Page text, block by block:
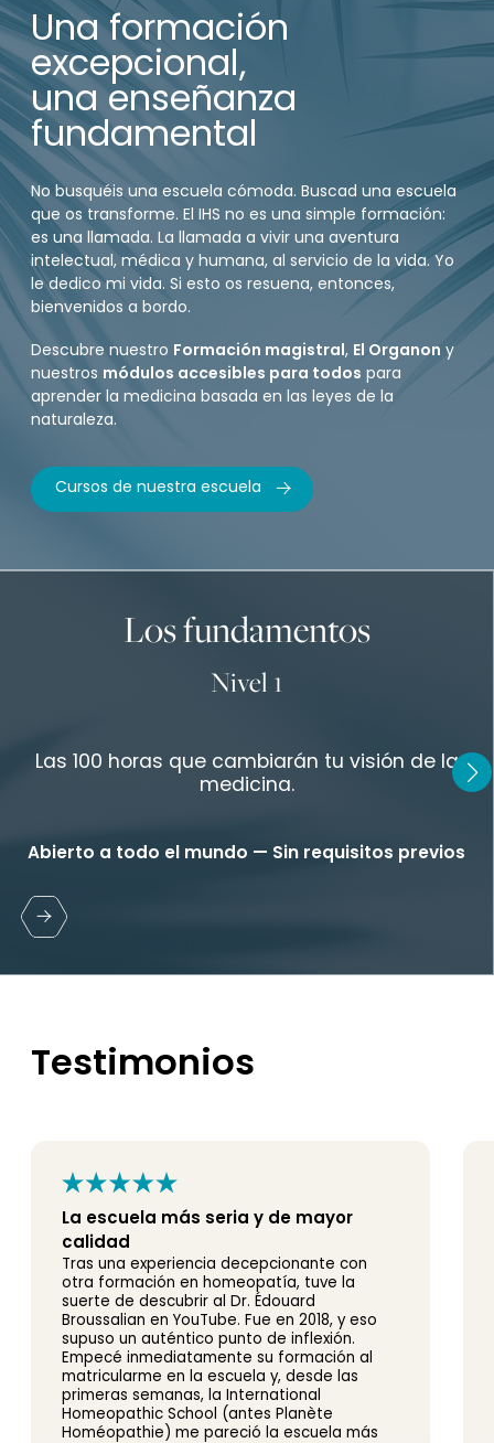
Una formación
excepcional,
una enseñanza
fundamental
No busquéis una escuela cómoda. Buscad una escuela
que os transforme. El IHS no es una simple formación:
es una llamada. La llamada a vivir una aventura
intelectual, médica y humana, al servicio de la vida. Yo
le dedico mi vida. Si esto os resuena, entonces,
bienvenidos a bordo.
Descubre nuestro Formación magistral, El Organon y
nuestros módulos accesibles para todos para
aprender la medicina basada en las leyes de la
naturaleza.
Cursos de nuestra escuela
Los fundamentos
Nivel 1
Las 100 horas que cambiarán tu visión de la
medicina.
Abierto a todo el mundo — Sin requisitos previos
Testimonios
La escuela más seria y de mayor
calidad
Tras una experiencia decepcionante con
otra formación en homeopatía, tuve la
suerte de descubrir al Dr. Édouard
Broussalian en YouTube. Fue en 2018, y eso
supuso un auténtico punto de inflexión.
Empecé inmediatamente su formación al
matricularme en la escuela y, desde las
primeras semanas, la International
Homeopathic School (antes Planète
Homéopathie) me pareció la escuela más